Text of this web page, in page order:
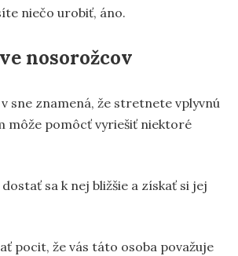
niečo urobiť, áno.
nosorožcov
sne znamená, že stretnete vplyvnú
môže pomôcť vyriešiť niektoré
sa k nej bližšie a získať si jej
pocit, že vás táto osoba považuje